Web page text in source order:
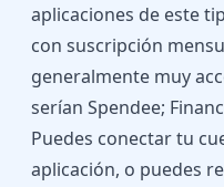
aplicaciones de este
con suscripción
generalmente muy
serían Spendee;
Puedes conectar tu
aplicación, o puedes